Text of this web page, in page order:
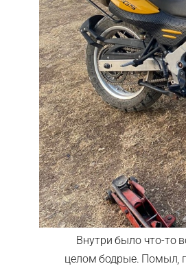
Внутри было что-то
целом бодрые. Помыл,